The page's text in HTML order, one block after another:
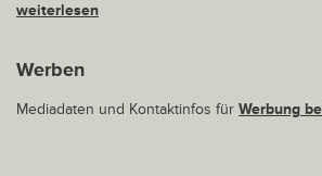
weiterlesen
Werben
Mediadaten und Kontaktinfos für Werbung